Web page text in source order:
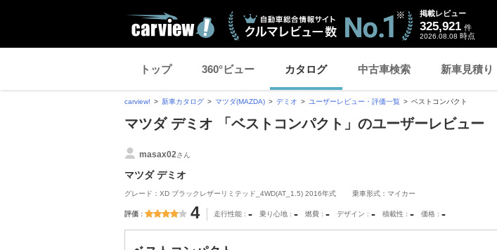
掲載レビュー
325,921 件
2026.08.08 時点
トップ 360°ビュー カタログ 中古車検索 新車見積り
carview! 新車カタログ マツダ(MAZDA) デミオ ユーザーレビュー・評価一覧 ベストコンパクト
マツダ デミオ 「ベストコンパクト」のユーザーレビュー
masax02さん
マツダ デミオ
グレード：XD ブラックレザーリミテッド_4WD(AT_1.5) 2016年式 乗車形式：マイカー
評価 4 走行性能 - 乗り心地 - 燃費 - デザイン - 積載性 - 価格 -